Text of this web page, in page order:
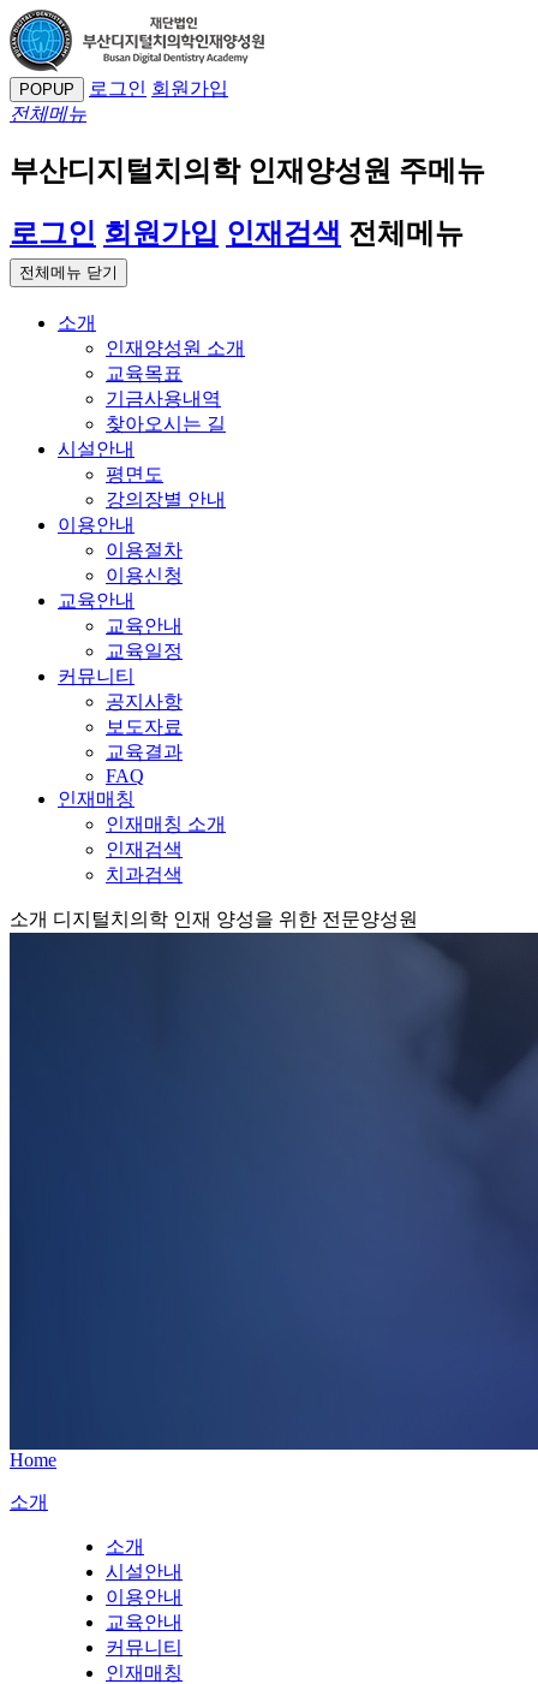
POPUP 로그인 회원가입
전체메뉴
부산디지털치의학 인재양성원 주메뉴
로그인 회원가입 인재검색 전체메뉴
전체메뉴 닫기
소개
인재양성원 소개
교육목표
기금사용내역
찾아오시는 길
시설안내
평면도
강의장별 안내
이용안내
이용절차
이용신청
교육안내
교육안내
교육일정
커뮤니티
공지사항
보도자료
교육결과
FAQ
인재매칭
인재매칭 소개
인재검색
치과검색
소개 디지털치의학 인재 양성을 위한 전문양성원
Home
소개
소개
시설안내
이용안내
교육안내
커뮤니티
인재매칭